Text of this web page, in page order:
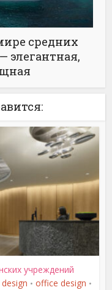
средних
элегантная,
учреждений
• office design •